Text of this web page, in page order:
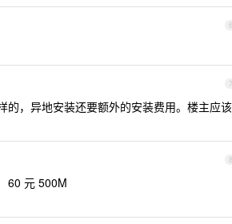
6
7
的，异地安装还要额外的安装费用。楼主应该
8
60 元 500M